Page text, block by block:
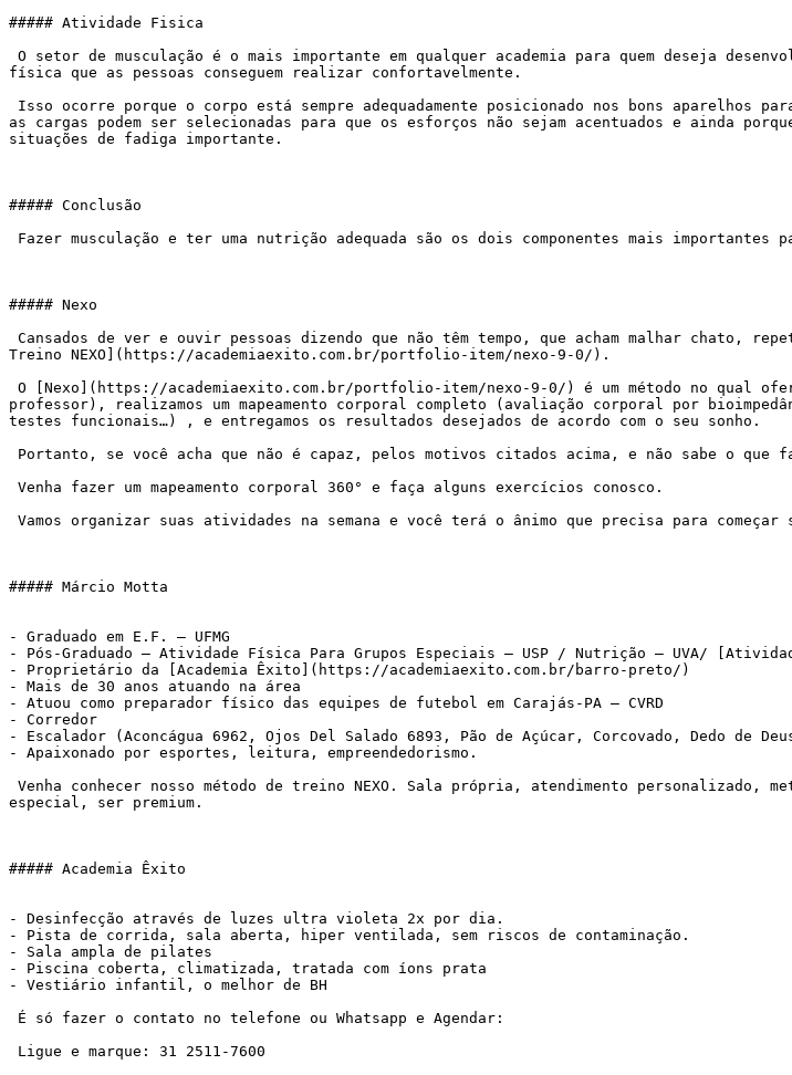
##### Atividade Fisica
física que as pessoas conseguem realizar confortavelmente.
as cargas podem ser selecionadas para que os esforços não sejam acentuados e ainda
situações de fadiga importante.
##### Conclusão
##### Nexo
Treino NEXO](https://academiaexito.com.br/portfolio-item/nexo-9-0/).
professor), realizamos um mapeamento corporal completo (avaliação corporal por
testes funcionais…) , e entregamos os resultados desejados de acordo com o seu sonho.
##### Márcio Motta
- Graduado em E.F. – UFMG
- Pós-Graduado – Atividade Física Para Grupos Especiais – USP / Nutrição – UVA/
- Proprietário da [Academia Êxito](https://academiaexito.com.br/barro-preto/)
- Mais de 30 anos atuando na área
- Atuou como preparador físico das equipes de futebol em Carajás-PA – CVRD
- Corredor
- Escalador (Aconcágua 6962, Ojos Del Salado 6893, Pão de Açúcar, Corcovado, Dedo de
- Apaixonado por esportes, leitura, empreendedorismo.
especial, ser premium.
##### Academia Êxito
- Desinfecção através de luzes ultra violeta 2x por dia.
- Pista de corrida, sala aberta, hiper ventilada, sem riscos de contaminação.
- Sala ampla de pilates
- Piscina coberta, climatizada, tratada com íons prata
- Vestiário infantil, o melhor de BH